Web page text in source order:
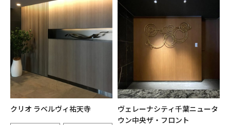
クリオ ラベルヴィ祐天寺
ヴェレーナシティ千葉ニュータ
ウン中央ザ・フロント